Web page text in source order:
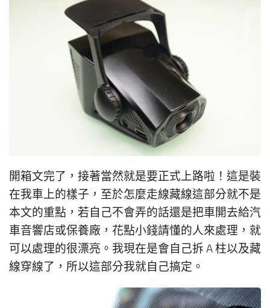
開箱文完了，接著當然就是要正式上路啦！這是裝
在我車上的樣子，至於怎麼走線藏線這部分就不是
本文的重點，若自己不會弄的話還是把車開去給汽
車音響店或保養廠，花點小錢請懂的人來處理，就
可以處理的很漂亮。我現在是會自己拆 A 柱以及藏
線穿線了，所以這部分我就自己搞定。